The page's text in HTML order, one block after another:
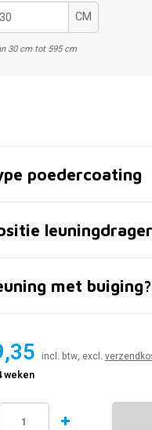
CM
30 cm tot 595 cm
poedercoating
met buiging?
incl. btw, excl.
weken